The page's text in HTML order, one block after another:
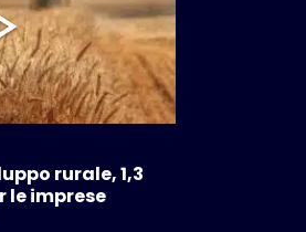
rurale, 1,3
le imprese